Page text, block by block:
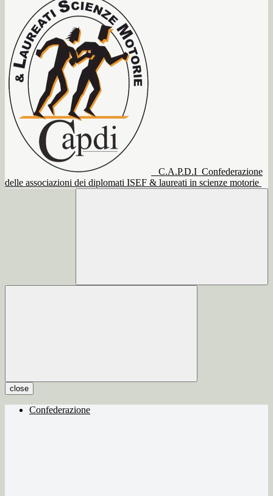
C.A.P.D.I Confederazione
delle associazioni dei diplomati ISEF & laureati in scienze motorie
close
Confederazione